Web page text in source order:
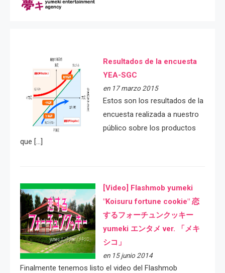
Resultados de la encuesta
YEA-SGC
en 17 marzo 2015
Estos son los resultados de la
encuesta realizada a nuestro
público sobre los productos
que […]
[Video] Flashmob yumeki
"Koisuru fortune cookie" 恋
するフォーチュンクッキー
yumeki エンタメ ver. 「メキ
シコ」
en 15 junio 2014
Finalmente tenemos listo el video del Flashmob